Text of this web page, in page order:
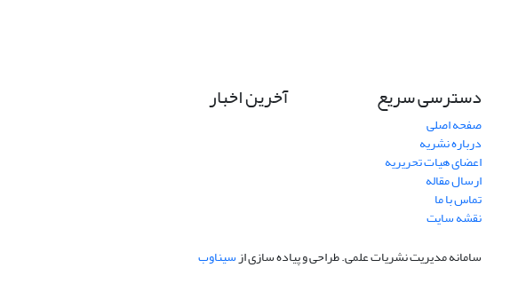
دسترسی سریع
صفحه اصلی
درباره نشریه
اعضای هیات تحریریه
ارسال مقاله
تماس با ما
نقشه سایت
آخرین اخبار
سامانه مدیریت نشریات علمی.طراحی و پیاده سازی ازسیناوب